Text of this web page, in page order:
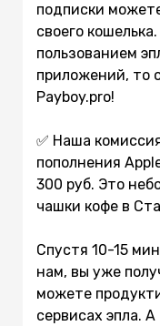
подписки
своего
пользованием
приложений, то
Payboy.pro!
✅ Наша
пополнения
300 руб. Это
чашки кофе в
Спустя 10-15
нам, вы уже
можете
сервисах эпла.